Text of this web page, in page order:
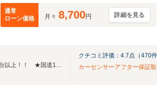
通常
ローン価格
月々 8,700円 詳細を見る
三河エリア最大級！展示台数350台以上！！ ★国道1号線沿い ★キッズスペース完備
クチコミ評価： 4.7点（470件
カーセンサーアフター保証